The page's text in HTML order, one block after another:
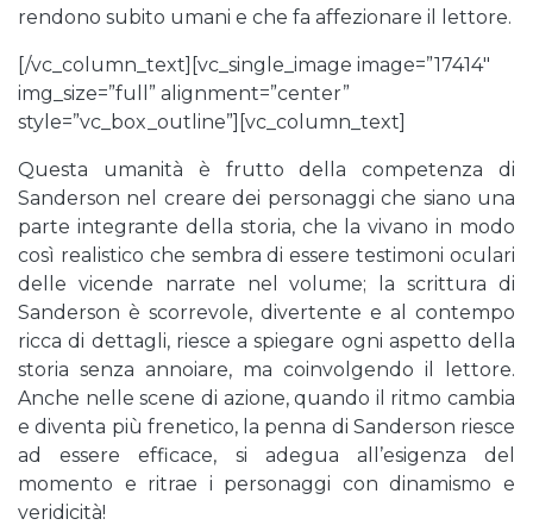
rendono subito umani e che fa affezionare il lettore.
[/vc_column_text][vc_single_image image=”17414″
img_size=”full” alignment=”center”
style=”vc_box_outline”][vc_column_text]
Questa umanità è frutto della competenza di
Sanderson nel creare dei personaggi che siano una
parte integrante della storia, che la vivano in modo
così realistico che sembra di essere testimoni oculari
delle vicende narrate nel volume; la scrittura di
Sanderson è scorrevole, divertente e al contempo
ricca di dettagli, riesce a spiegare ogni aspetto della
storia senza annoiare, ma coinvolgendo il lettore.
Anche nelle scene di azione, quando il ritmo cambia
e diventa più frenetico, la penna di Sanderson riesce
ad essere efficace, si adegua all’esigenza del
momento e ritrae i personaggi con dinamismo e
veridicità!